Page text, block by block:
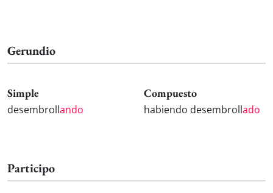
Gerundio
Simple
desembrollando
Compuesto
habiendo desembrollado
Participo